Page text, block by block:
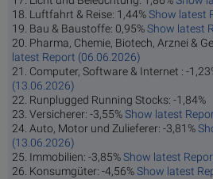
18. Luftfahrt & Reise: 1,44%Show latest
19. Bau & Baustoffe: 0,95%Show latest
20. Pharma, Chemie, Biotech, Arznei &
latest Report (06.06.2026)
21. Computer, Software & Internet : -
(13.06.2026)
22. Runplugged Running Stocks: -1,84%
23. Versicherer: -3,55%Show latest
24. Auto, Motor und Zulieferer: -3,81%
(13.06.2026)
25. Immobilien: -3,85%Show latest
26. Konsumgüter: -4,56%Show latest